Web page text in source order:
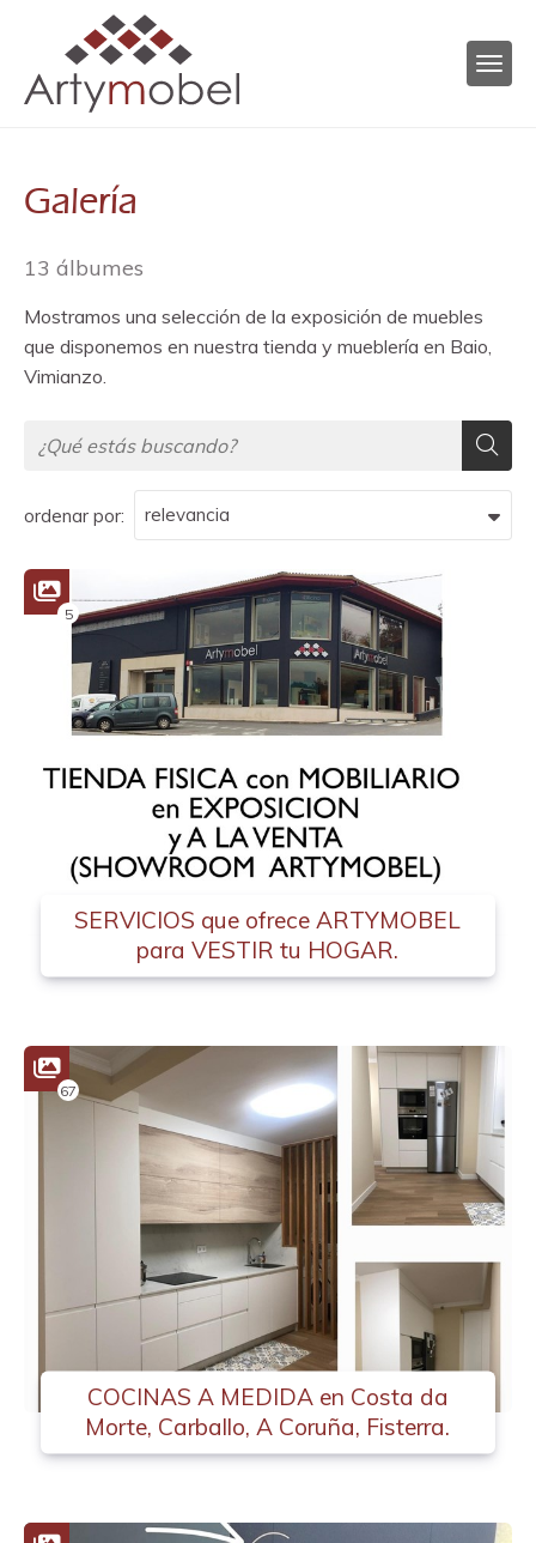
Galería
13 álbumes
Mostramos una selección de la exposición de muebles
que disponemos en nuestra tienda y mueblería en Baio,
Vimianzo.
ordenar por:
SERVICIOS que ofrece ARTYMOBEL
para VESTIR tu HOGAR.
5
COCINAS A MEDIDA en Costa da
Morte, Carballo, A Coruña, Fisterra.
67